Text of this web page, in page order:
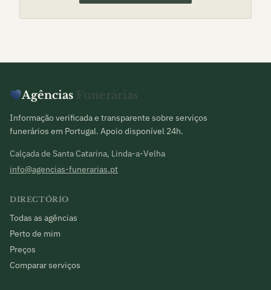
Agências Funerárias
Informação verificada e transparente sobre serviços
funerários em Portugal. Apoio disponível 24h.
Calçada de Santa Catarina, Linda-a-Velha
info@agencias-funerarias.pt
DIRECTÓRIO
Todas as agências
Perto de mim
Preços
Comparar serviços